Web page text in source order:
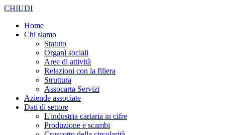
CHIUDI
Home
Chi siamo
Statuto
Organi sociali
Aree di attività
Relazioni con la filiera
Struttura
Assocarta Servizi
Aziende associate
Dati di settore
L'industria cartaria in cifre
Produzione e scambi